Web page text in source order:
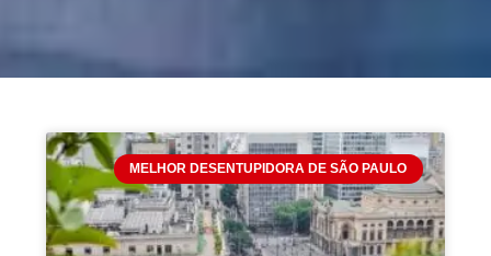
MELHOR DESENTUPIDORA DE SÃO PAULO